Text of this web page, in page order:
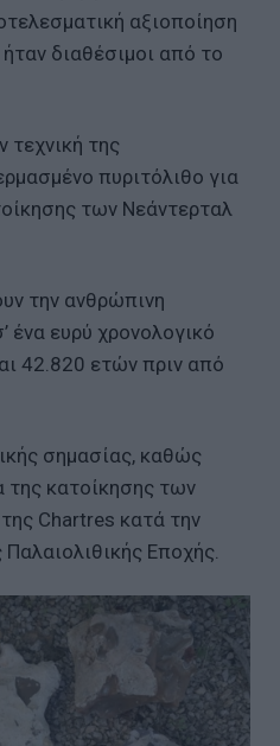
αξιοποίηση
διαθέσιμοι από το
τεχνική της
πυριτόλιθο για
των Νεάντερταλ
την ανθρώπινη
ένα ευρύ χρονολογικό
42.820 ετών πριν από
σημασίας, καθώς
της κατοίκησης των
Chartres κατά την
Εποχής.